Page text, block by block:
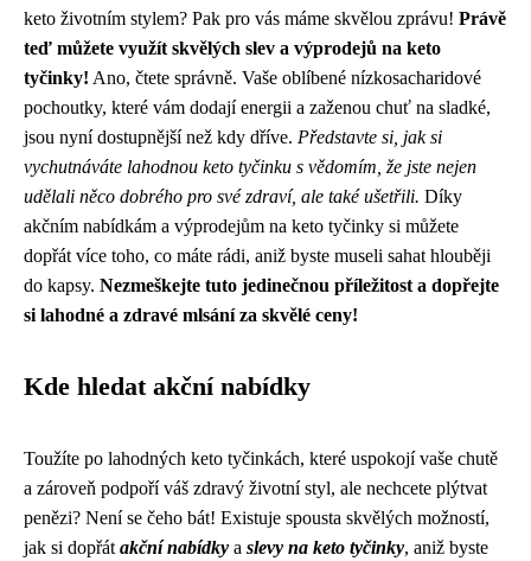
keto životním stylem? Pak pro vás máme skvělou zprávu! Právě
teď můžete využít skvělých slev a výprodejů na keto
tyčinky! Ano, čtete správně. Vaše oblíbené nízkosacharidové
pochoutky, které vám dodají energii a zaženou chuť na sladké,
jsou nyní dostupnější než kdy dříve. Představte si, jak si
vychutnáváte lahodnou keto tyčinku s vědomím, že jste nejen
udělali něco dobrého pro své zdraví, ale také ušetřili. Díky
akčním nabídkám a výprodejům na keto tyčinky si můžete
dopřát více toho, co máte rádi, aniž byste museli sahat hlouběji
do kapsy. Nezmeškejte tuto jedinečnou příležitost a dopřejte
si lahodné a zdravé mlsání za skvělé ceny!
Kde hledat akční nabídky
Toužíte po lahodných keto tyčinkách, které uspokojí vaše chutě
a zároveň podpoří váš zdravý životní styl, ale nechcete plýtvat
penězi? Není se čeho bát! Existuje spousta skvělých možností,
jak si dopřát akční nabídky a slevy na keto tyčinky, aniž byste